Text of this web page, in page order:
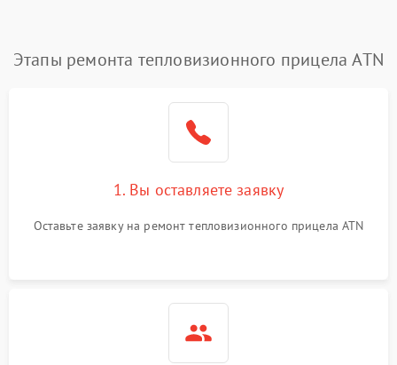
Этапы ремонта тепловизионного прицела ATN
1. Вы оставляете заявку
Оставьте заявку на ремонт тепловизионного прицела ATN